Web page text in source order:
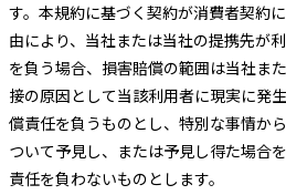
す。本規約に基づく契約が消費者契約
由により、当社または当社の提携先が
を負う場合、損害賠償の範囲は当社ま
接の原因として当該利用者に現実に発
償責任を負うものとし、特別な事情か
ついて予見し、または予見し得た場合
責任を負わないものとします。